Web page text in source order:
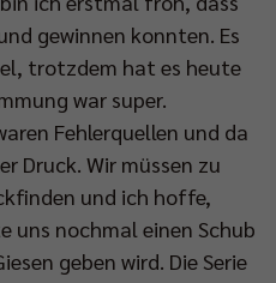
gewinnen konnten. Es
trotzdem hat es heute
war super.
Fehlerquellen und da
Druck. Wir müssen zu
und ich hoffe,
uns nochmal einen Schub
geben wird. Die Serie